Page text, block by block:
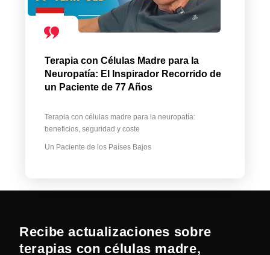
Terapia con Células Madre para la
Neuropatía: El Inspirador Recorrido de
un Paciente de 77 Años
Terapia con células madre para la neuropatía:
beneficios, seguridad y coste
Un Paciente de los Países Bajos
Recibe actualizaciones sobre
terapias con células madre,